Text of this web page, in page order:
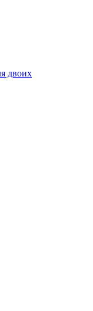
двоих